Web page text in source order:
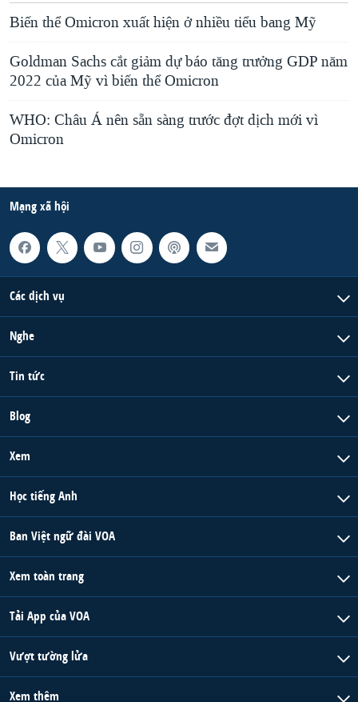
Biến thể Omicron xuất hiện ở nhiều tiểu bang Mỹ
Goldman Sachs cắt giảm dự báo tăng trưởng GDP năm
2022 của Mỹ vì biến thể Omicron
WHO: Châu Á nên sẵn sàng trước đợt dịch mới vì
Omicron
Mạng xã hội
Các dịch vụ
Nghe
Tin tức
Blog
Xem
Học tiếng Anh
Ban Việt ngữ đài VOA
Xem toàn trang
Tải App của VOA
Vượt tường lửa
Xem thêm